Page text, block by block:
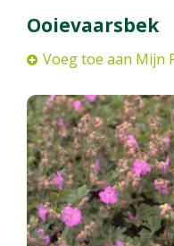
Ooievaarsbek
Voeg toe aan Mijn